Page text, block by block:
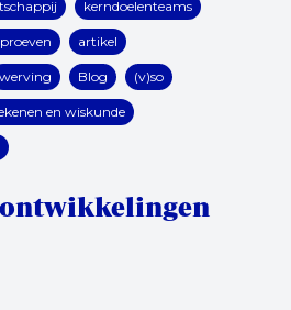
kerndoelenteams
artikel
werving Blog (v)so
en wiskunde